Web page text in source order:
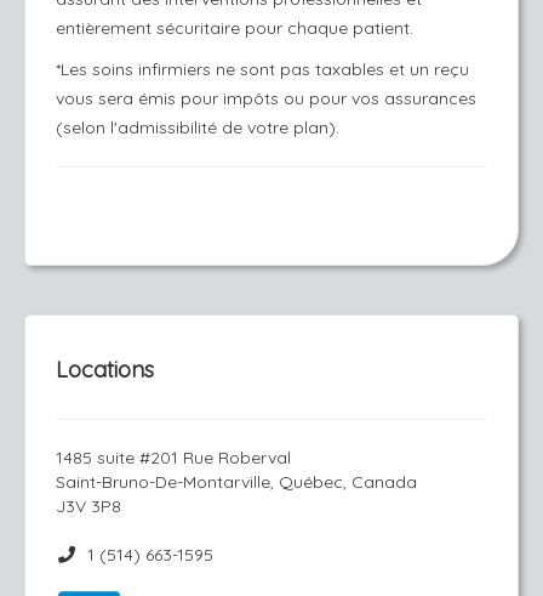
entièrement sécuritaire pour chaque patient.
*Les soins infirmiers ne sont pas taxables et un reçu
vous sera émis pour impôts ou pour vos assurances
(selon l'admissibilité de votre plan).
Locations
1485 suite #201 Rue Roberval
Saint-Bruno-De-Montarville, Québec, Canada
J3V 3P8
1 (514) 663-1595